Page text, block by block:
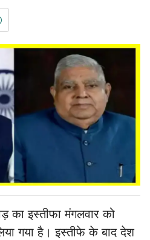
का इस्तीफा मंगलवार को
गया है। इस्तीफे के बाद देश